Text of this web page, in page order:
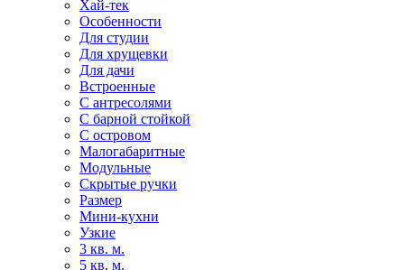
Хай-тек
Особенности
Для студии
Для хрущевки
Для дачи
Встроенные
С антресолями
С барной стойкой
С островом
Малогабаритные
Модульные
Скрытые ручки
Размер
Мини-кухни
Узкие
3 кв. м.
5 кв. м.